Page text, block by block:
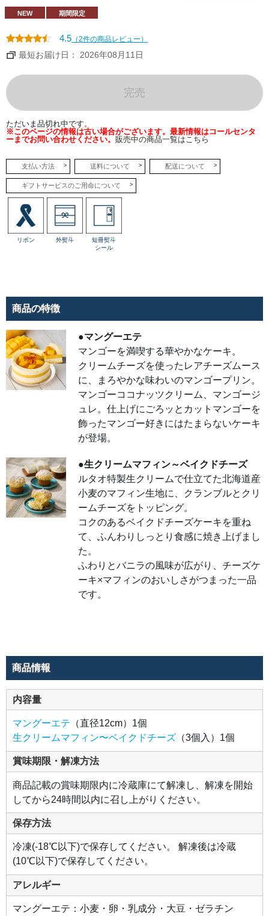
トマ
ンゴ
飾っ
たマ
ンゴ
ー好
はた
まら
登
場。
●生
マフ
ィン
～ベ
イク
ドチ
ーズ
ルタ
オ特
製生
クリ
ーム
マフ
ィン
生地
に、
ンブ
ルと
クリ
ーム
チー
ズを
トッ
ピン
キを
重ね
て、
ふん
わり
しっ
とり
食感
フィ
ンの
おい
しさ
がつ
まっ
た一
品で
す。
NEW 期間限定
4.5 （2件の商品レビュー）
最短お届け日： 2026年08月11日
完売
ただいま品切れ中です。
※このページの情報は古い場合がございます。最新情報はコールセンタ
ーまでお問い合わせください。 販売中の商品一覧はこちら
支払い方法 送料について 配送について
ギフトサービスのご用命について
リボン 外熨斗
短冊熨斗
シール
商品の特徴
●マングーエテ
マンゴーを満喫する華やかなケーキ。
クリームチーズを使ったレアチーズムース
に、まろやかな味わいのマンゴープリン。
マンゴーココナッツクリーム、マンゴージ
ュレ。仕上げにごろッとカットマンゴーを
飾ったマンゴー好きにはたまらないケーキ
が登場。
●生クリームマフィン～ベイクドチーズ
ルタオ特製生クリームで仕立てた北海道産
小麦のマフィン生地に、クランブルとクリ
ームチーズをトッピング。
コクのあるベイクドチーズケーキを重ね
て、ふんわりしっとり食感に焼き上げまし
た。
ふわりとバニラの風味が広がり、チーズケ
ーキ×マフィンのおいしさがつまった一品
です。
商品情報
内容量
マングーエテ （直径12cm）1個
生クリームマフィン〜ベイクドチーズ（3個入）1個
賞味期限・解凍方法
商品記載の賞味期限内に冷蔵庫にて解凍し、解凍を開始
してから24時間以内に召し上がりください。
保存方法
冷凍(-18℃以下)で保存してください。 解凍後は冷蔵
(10℃以下)で保存してください。
アレルギー
マングーエテ：小麦・卵・乳成分・大豆・ゼラチン